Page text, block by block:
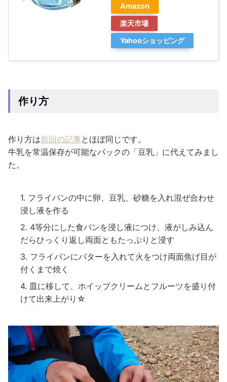
Amazon
楽天市場
Yahooショッピング
作り方
作り方は前回の記事とほぼ同じです。
牛乳を常温保存が可能なパックの「豆乳」に代えてみまし
た。
フライパンの中に卵、豆乳、砂糖を入れ混ぜ合わせ
浸し液を作る
4等分にした食パンを浸し液につけ、液がしみ込ん
だらひっくり返し両面ともたっぷりと浸す
フライパンにバターを入れて火をつけ両面焦げ目が
付くまで焼く
皿に移して、ホイップクリームとフルーツを盛り付
けて出来上がり☆